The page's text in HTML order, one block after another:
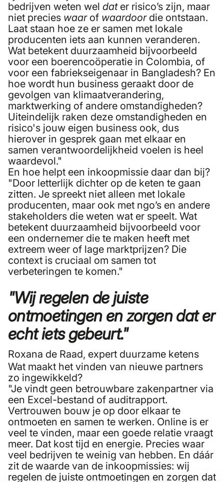
bedrijven weten wel dater risico’s zijn, maar
niet precies waarof waardoordie ontstaan.
Laat staan hoe ze er samen met lokale
producenten iets aan kunnen veranderen.
Wat betekent duurzaamheid bijvoorbeeld
voor een boerencoöperatie in Colombia, of
voor een fabriekseigenaar in Bangladesh? En
hoe wordt hun business geraakt door de
gevolgen van klimaatverandering,
marktwerking of andere omstandigheden?
Uiteindelijk raken deze omstandigheden en
risico's jouw eigen business ook, dus
hierover in gesprek gaan met elkaar en
samen verantwoordelijkheid voelen is heel
waardevol."
En hoe helpt een inkoopmissie daar dan bij?
"Door letterlijk dichter op de keten te gaan
zitten. Je spreekt niet alleen met lokale
producenten, maar ook met ngo’s en andere
stakeholders die weten wat er speelt. Wat
betekent duurzaamheid bijvoorbeeld voor
een ondernemer die te maken heeft met
extreem weer of lage marktprijzen? Die
context is cruciaal om samen tot
verbeteringen te komen."
"Wij regelen de juiste
ontmoetingen en zorgen dat er
echt iets gebeurt."
Roxana de Raad, expert duurzame ketens
Wat maakt het vinden van nieuwe partners
zo ingewikkeld?
"Je vindt geen betrouwbare zakenpartner via
een Excel-bestand of auditrapport.
Vertrouwen bouw je op door elkaar te
ontmoeten en samen te werken. Online is er
veel te vinden, maar een goede relatie vraagt
meer. Dat kost tijd en energie. Precies waar
veel bedrijven te weinig van hebben. En dáár
zit de waarde van de inkoopmissies: wij
regelen de juiste ontmoetingen en zorgen dat